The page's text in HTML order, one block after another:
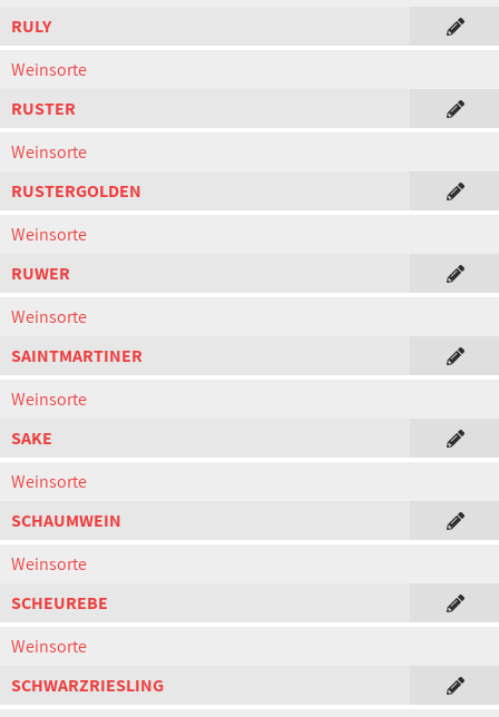
RULY
Weinsorte
RUSTER
Weinsorte
RUSTERGOLDEN
Weinsorte
RUWER
Weinsorte
SAINTMARTINER
Weinsorte
SAKE
Weinsorte
SCHAUMWEIN
Weinsorte
SCHEUREBE
Weinsorte
SCHWARZRIESLING